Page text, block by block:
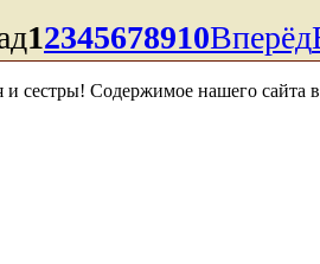
12345678910Вперёд
и сестры! Содержимое нашего сайта